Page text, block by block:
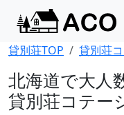
貸別荘TOP 貸別荘
北海道で大人
貸別荘コテー